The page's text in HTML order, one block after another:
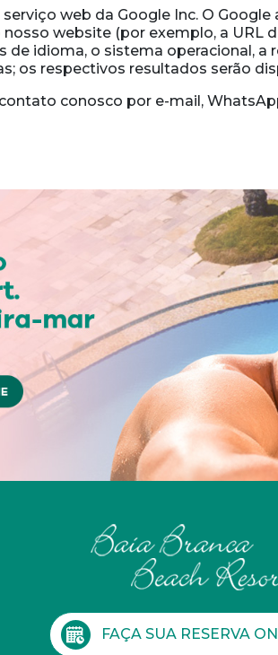
web da Google Inc. O
website (por exemplo, a URL
idioma, o sistema operacional,
os respectivos resultados serão
conosco por e-mail,
FAÇA SUA RESERVA